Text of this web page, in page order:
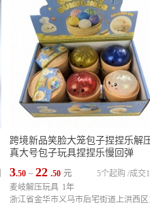
跨境新品笑脸大笼包子捏捏乐解
真大号包子玩具捏捏乐慢回弹
3.50 ~ 22 .50 元 成交
5个起购 /
麦岐解压玩具 1年